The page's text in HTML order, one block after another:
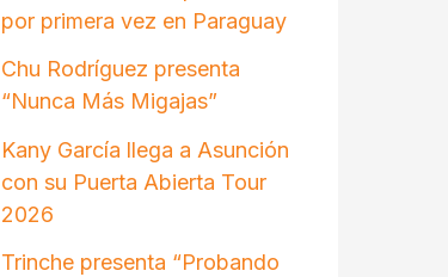
por primera vez en Paraguay
Chu Rodríguez presenta
“Nunca Más Migajas”
Kany García llega a Asunción
con su Puerta Abierta Tour
2026
Trinche presenta “Probando